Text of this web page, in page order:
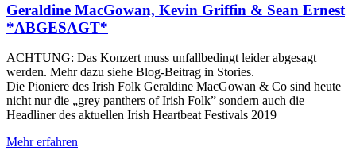
Geraldine MacGowan, Kevin Griffin & Sean Ernest
*ABGESAGT*
ACHTUNG: Das Konzert muss unfallbedingt leider abgesagt
werden. Mehr dazu siehe Blog-Beitrag in Stories.
Die Pioniere des Irish Folk Geraldine MacGowan & Co sind heute
nicht nur die „grey panthers of Irish Folk” sondern auch die
Headliner des aktuellen Irish Heartbeat Festivals 2019
Mehr erfahren